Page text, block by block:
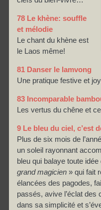
78 Le khène: souffle
et mélodie
Le chant du khène est
le Laos même!
81 Danser le lamvong
Une pratique festive et
83 Incomparable
Les vertus du chêne et
9 Le bleu du ciel, c’est
Plus de six mois de
un soleil rayonnant
bleu qui balaye toute
grand magicien» qui fait
élancées des pagodes,
passés, avive l’éclat des
dans sa simplicité et